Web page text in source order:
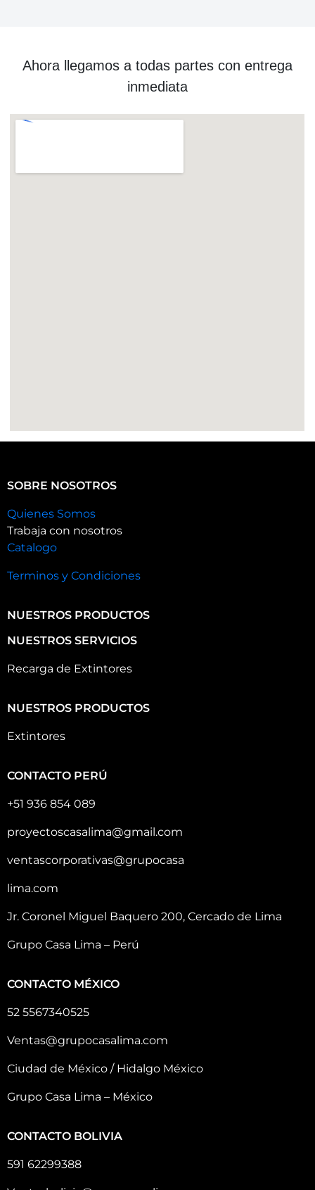
Ahora llegamos a todas partes con entrega
inmediata
SOBRE NOSOTROS
Quienes Somos
Trabaja con nosotros
Catalogo
Terminos y Condiciones
NUESTROS PRODUCTOS
NUESTROS SERVICIOS
Recarga de Extintores
NUESTROS PRODUCTOS
Extintores
CONTACTO PERÚ
+51 936 854 089
proyectoscasalima@gmail.com
ventascorporativas@grupocasa
lima.com
Jr. Coronel Miguel Baquero 200, Cercado de Lima
Grupo Casa Lima – Perú
CONTACTO MÉXICO
52 5567340525
Ventas@grupocasalima.com
Ciudad de México / Hidalgo México
Grupo Casa Lima – México
CONTACTO BOLIVIA
591 62299388